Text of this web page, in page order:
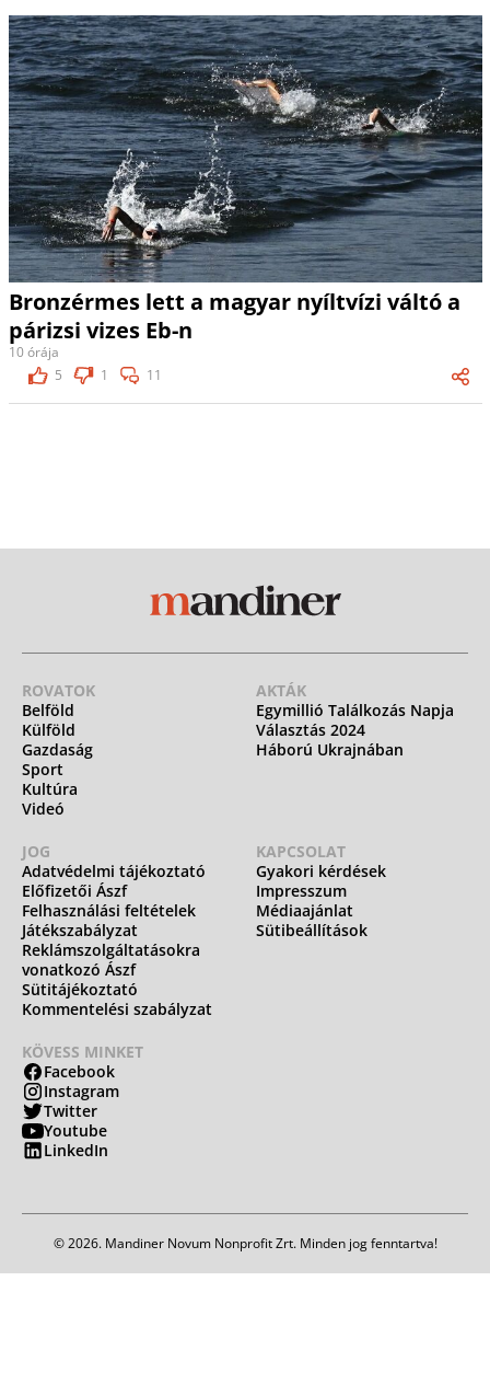
Bronzérmes lett a magyar nyíltvízi váltó a
párizsi vizes Eb-n
10 órája
5
1 11
ROVATOK
Belföld
Külföld
Gazdaság
Sport
Kultúra
Videó
AKTÁK
Egymillió Találkozás Napja
Választás 2024
Háború Ukrajnában
JOG
Adatvédelmi tájékoztató
Előfizetői Ászf
Felhasználási feltételek
Játékszabályzat
Reklámszolgáltatásokra
vonatkozó Ászf
Sütitájékoztató
Kommentelési szabályzat
KAPCSOLAT
Gyakori kérdések
Impresszum
Médiaajánlat
Sütibeállítások
KÖVESS MINKET
Facebook
Instagram
Twitter
Youtube
LinkedIn
© 2026. Mandiner Novum Nonprofit Zrt. Minden jog fenntartva!